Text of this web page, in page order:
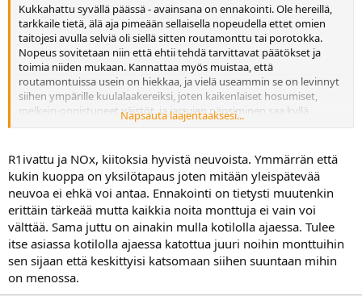
Kukkahattu syvällä päässä - avainsana on ennakointi. Ole hereillä,
tarkkaile tietä, älä aja pimeään sellaisella nopeudella ettet omien
taitojesi avulla selviä oli siellä sitten routamonttu tai porotokka.
Nopeus sovitetaan niin että ehtii tehdä tarvittavat päätökset ja
toimia niiden mukaan. Kannattaa myös muistaa, että
routamontuissa usein on hiekkaa, ja vielä useammin se on levinnyt
siihen ympärille kuulalaakereiksi, joten kaikenlaiset hosumiset,
melkein-onnistuneet väistöt, ja jarrujen näpsiminen saa kyllä
romua, tai vähintään housupyykkiä, aikaan.
Ilman kukkahattua: JOS kyseessä ei ole mikään hevosenmentävä
kaivo, ja JOS on ohjausiskari, aja yli vain. Ei niihin automaattisesti
aina kaadu. Hento ote stongasta, kyllä se pyörä täräyksen jälkeen
oikenee, kunhan et itse häiritse pyörääsi etujarruilla ja hartialukoilla.
Ilman ohjausiskaria monttu voi saada aikaan zumbatunnin veroisen
voblauksen, joten niillä sitten sen mukaan. Yleispätevää ohjetta ei
voi antaa, koska eri pyörät käyttäytyy todella eri tavalla.
Napsauta laajentaaksesi...
R1ivattu ja NOx, kiitoksia hyvistä neuvoista. Ymmärrän että
kukin kuoppa on yksilötapaus joten mitään yleispätevää
neuvoa ei ehkä voi antaa. Ennakointi on tietysti muutenkin
erittäin tärkeää mutta kaikkia noita monttuja ei vain voi
välttää. Sama juttu on ainakin mulla kotilolla ajaessa. Tulee
itse asiassa kotilolla ajaessa katottua juuri noihin monttuihin
sen sijaan että keskittyisi katsomaan siihen suuntaan mihin
on menossa.